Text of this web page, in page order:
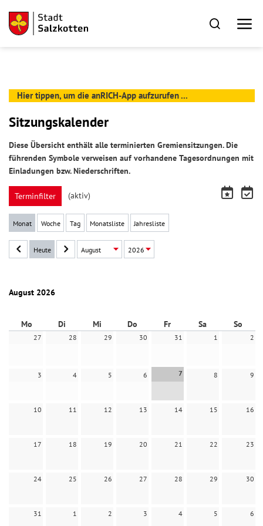
Hier tippen, um die anRICH-App aufzurufen ...
Sitzungskalender
Diese Übersicht enthält alle terminierten Gremiensitzungen. Die
führenden Symbole verweisen auf vorhandene Tagesordnungen mit
Einladungen bzw. Niederschriften.
Terminfilter (aktiv)
Monat Woche Tag Monatsliste Jahresliste
Heute
August 2026
Mo Di Mi Do Fr Sa So
27 28 29 30 31 1 2
3 4 5 6 7 8 9
10 11 12 13 14 15 16
17 18 19 20 21 22 23
24 25 26 27 28 29 30
31 1 2 3 4 5 6